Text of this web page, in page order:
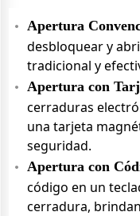
Apertura
desbloquear y
tradicional y
Apertura con
cerraduras
una tarjeta
seguridad.
Apertura con
código en un
cerradura,